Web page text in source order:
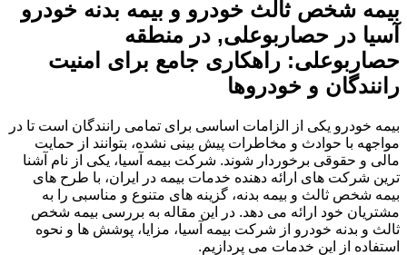
بیمه شخص ثالث خودرو و بیمه بدنه خودرو
آسیا در حصاربوعلی, در منطقه
حصاربوعلی: راهکاری جامع برای امنیت
رانندگان و خودروها
بیمه خودرو یکی از الزامات اساسی برای تمامی رانندگان است تا در
مواجهه با حوادث و مخاطرات پیش بینی نشده، بتوانند از حمایت
مالی و حقوقی برخوردار شوند. شرکت بیمه آسیا، یکی از نام آشنا
ترین شرکت های ارائه دهنده خدمات بیمه در ایران، با طرح های
بیمه شخص ثالث و بیمه بدنه، گزینه های متنوع و مناسبی را به
مشتریان خود ارائه می دهد. در این مقاله به بررسی بیمه شخص
ثالث و بدنه خودرو از شرکت بیمه آسیا، مزایا، پوشش ها و نحوه
استفاده از این خدمات می پردازیم.